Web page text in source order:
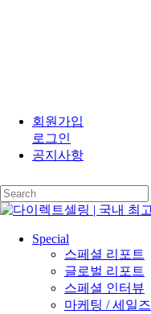
main
content
회원가입
로그인
공지사항
Close
search
Menu
Special
스페셜 리포트
글로벌 리포트
스페셜 인터뷰
마케팅 / 세일즈